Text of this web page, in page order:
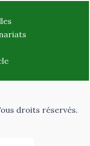
droits réservés.